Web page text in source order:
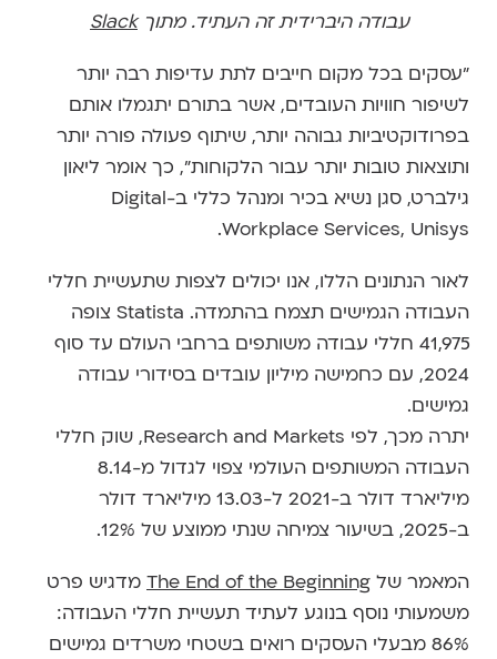
עבודה היברידית זה העתיד. מתוך Slack
"עסקים בכל מקום חייבים לתת עדיפות רבה יותר
לשיפור חוויות העובדים, אשר בתורם יתגמלו אותם
בפרודוקטיביות גבוהה יותר, שיתוף פעולה פורה יותר
ותוצאות טובות יותר עבור הלקוחות", כך אומר ליאון
גילברט, סגן נשיא בכיר ומנהל כללי ב-Digital
Workplace Services, Unisys.
לאור הנתונים הללו, אנו יכולים לצפות שתעשיית חללי
העבודה הגמישים תצמח בהתמדה. Statista צופה
41,975 חללי עבודה משותפים ברחבי העולם עד סוף
2024, עם כחמישה מיליון עובדים בסידורי עבודה
גמישים.
יתרה מכך, לפי Research and Markets, שוק חללי
העבודה המשותפים העולמי צפוי לגדול מ-8.14
מיליארד דולר ב-2021 ל-13.03 מיליארד דולר
ב-2025, בשיעור צמיחה שנתי ממוצע של 12%.
המאמר של The End of the Beginning מדגיש פרט
משמעותי נוסף בנוגע לעתיד תעשיית חללי העבודה:
86% מבעלי העסקים רואים בשטחי משרדים גמישים